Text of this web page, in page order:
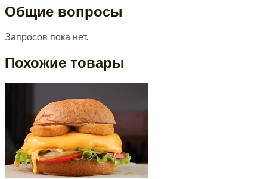
Общие вопросы
Запросов пока нет.
Похожие товары